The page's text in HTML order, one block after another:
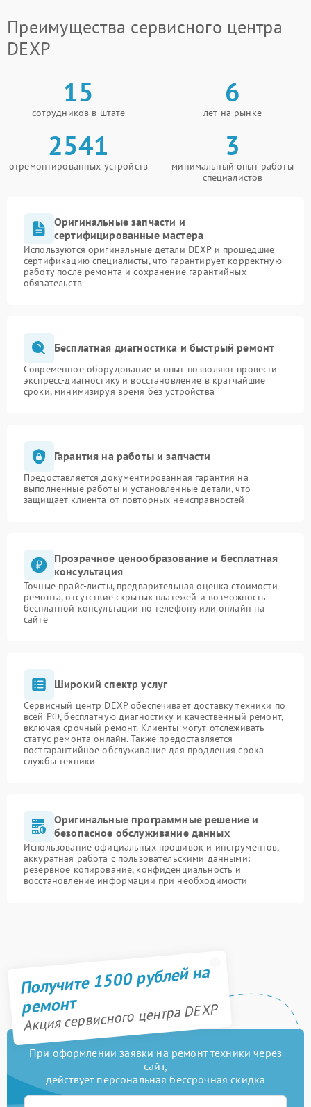
Преимущества сервисного центра
DEXP
15
сотрудников в штате
6
лет на рынке
2541
отремонтированных устройств
3
минимальный опыт работы
специалистов
Оригинальные запчасти и
сертифицированные мастера
Используются оригинальные детали DEXP и прошедшие
сертификацию специалисты, что гарантирует корректную
работу после ремонта и сохранение гарантийных
обязательств
Бесплатная диагностика и быстрый ремонт
Современное оборудование и опыт позволяют провести
экспресс-диагностику и восстановление в кратчайшие
сроки, минимизируя время без устройства
Гарантия на работы и запчасти
Предоставляется документированная гарантия на
выполненные работы и установленные детали, что
защищает клиента от повторных неисправностей
Прозрачное ценообразование и бесплатная
консультация
Точные прайс-листы, предварительная оценка стоимости
ремонта, отсутствие скрытых платежей и возможность
бесплатной консультации по телефону или онлайн на
сайте
Широкий спектр услуг
Сервисный центр DEXP обеспечивает доставку техники по
всей РФ, бесплатную диагностику и качественный ремонт,
включая срочный ремонт. Клиенты могут отслеживать
статус ремонта онлайн. Также предоставляется
постгарантийное обслуживание для продления срока
службы техники
Оригинальные программные решение и
безопасное обслуживание данных
Использование официальных прошивок и инструментов,
аккуратная работа с пользовательскими данными:
резервное копирование, конфиденциальность и
восстановление информации при необходимости
Получите 1500 рублей на
ремонт
Акция сервисного центра DEXP
При оформлении заявки на ремонт техники через
сайт,
действует персональная бессрочная скидка